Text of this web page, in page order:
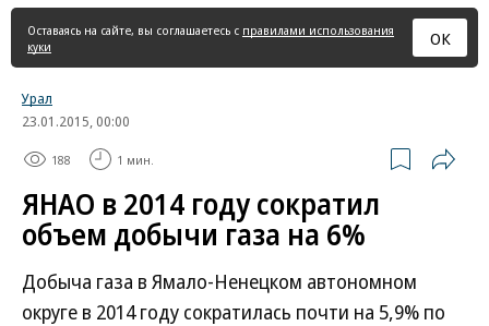
страница
Оставаясь на сайте, вы соглашаетесь с правилами использования
куки
ОК
Урал
23.01.2015, 00:00
188 1 мин.
ЯНАО в 2014 году сократил
объем добычи газа на 6%
Добыча газа в Ямало-Ненецком автономном
округе в 2014 году сократилась почти на 5,9% по